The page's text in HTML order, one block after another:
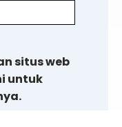
situs web
untuk